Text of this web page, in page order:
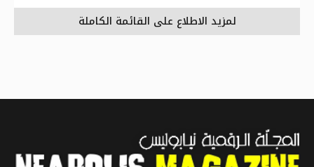
لمزيد الاطلاع على القائمة الكاملة